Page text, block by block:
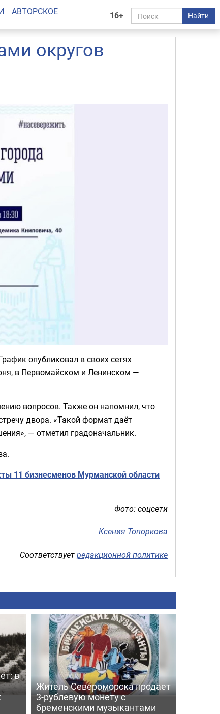
16+ Найти
АВТОРСКОЕ
округов
опубликовал в своих сетях
в Первомайском и Ленинском —
вопросов. Также он напомнил, что
двора. «Такой формат даёт
— отметил градоначальник.
11 бизнесменов Мурманской области
Фото: соцсети
Ксения Топоркова
Соответствуетредакционной политике
в
Житель Североморска продает
3-рублевую монету с
бременскими музыкантами